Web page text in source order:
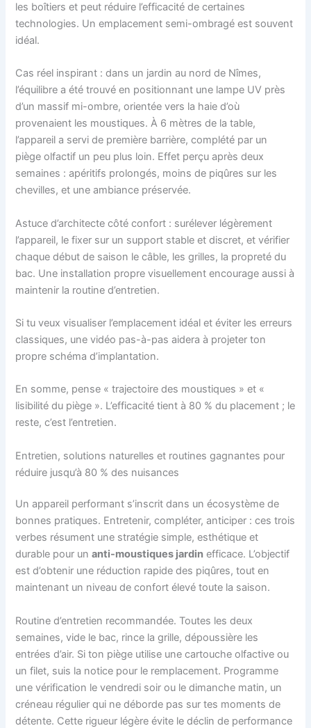
les boîtiers et peut réduire l’efficacité de certaines
technologies. Un emplacement semi-ombragé est souvent
idéal.
Cas réel inspirant : dans un jardin au nord de Nîmes,
l’équilibre a été trouvé en positionnant une lampe UV près
d’un massif mi-ombre, orientée vers la haie d’où
provenaient les moustiques. À 6 mètres de la table,
l’appareil a servi de première barrière, complété par un
piège olfactif un peu plus loin. Effet perçu après deux
semaines : apéritifs prolongés, moins de piqûres sur les
chevilles, et une ambiance préservée.
Astuce d’architecte côté confort : surélever légèrement
l’appareil, le fixer sur un support stable et discret, et vérifier
chaque début de saison le câble, les grilles, la propreté du
bac. Une installation propre visuellement encourage aussi à
maintenir la routine d’entretien.
Si tu veux visualiser l’emplacement idéal et éviter les erreurs
classiques, une vidéo pas-à-pas aidera à projeter ton
propre schéma d’implantation.
En somme, pense « trajectoire des moustiques » et «
lisibilité du piège ». L’efficacité tient à 80 % du placement ; le
reste, c’est l’entretien.
Entretien, solutions naturelles et routines gagnantes pour
réduire jusqu’à 80 % des nuisances
Un appareil performant s’inscrit dans un écosystème de
bonnes pratiques. Entretenir, compléter, anticiper : ces trois
verbes résument une stratégie simple, esthétique et
durable pour unanti-moustiques jardin efficace. L’objectif
est d’obtenir une réduction rapide des piqûres, tout en
maintenant un niveau de confort élevé toute la saison.
Routine d’entretien recommandée. Toutes les deux
semaines, vide le bac, rince la grille, dépoussière les
entrées d’air. Si ton piège utilise une cartouche olfactive ou
un filet, suis la notice pour le remplacement. Programme
une vérification le vendredi soir ou le dimanche matin, un
créneau régulier qui ne déborde pas sur tes moments de
détente. Cette rigueur légère évite le déclin de performance